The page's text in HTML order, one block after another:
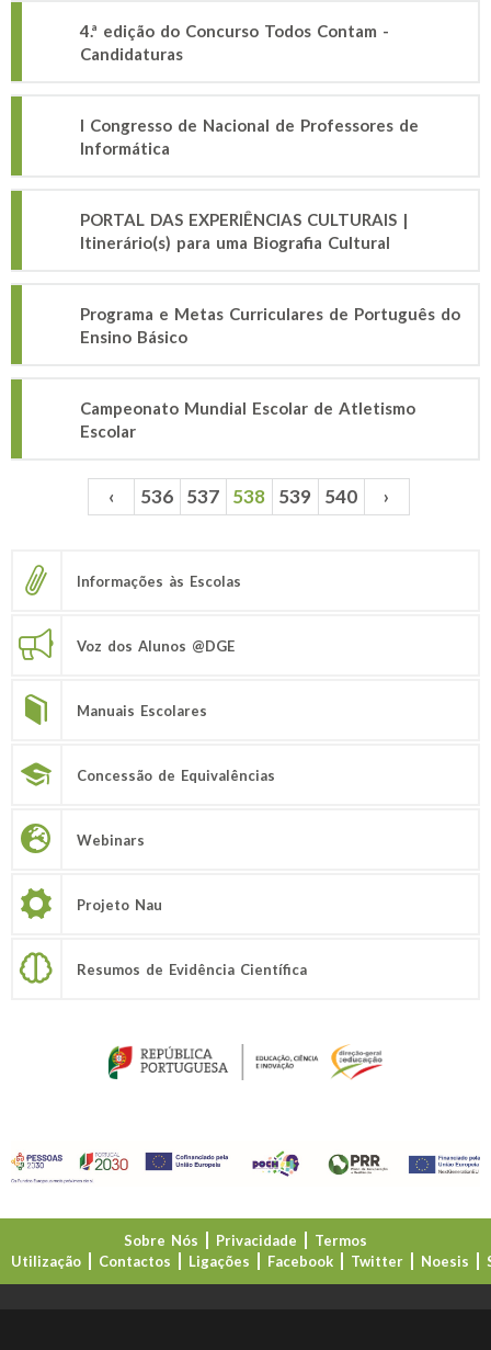
4.ª edição do Concurso Todos Contam -
Candidaturas
I Congresso de Nacional de Professores de
Informática
PORTAL DAS EXPERIÊNCIAS CULTURAIS |
Itinerário(s) para uma Biografia Cultural
Programa e Metas Curriculares de Português do
Ensino Básico
Campeonato Mundial Escolar de Atletismo
Escolar
Páginas ‹ 536 537 538 539 540 ›
Informações às Escolas
Voz dos Alunos @DGE
Manuais Escolares
Concessão de Equivalências
Webinars
Projeto Nau
Resumos de Evidência Científica
Sobre Nós Privacidade
Termos
Utilização
Contactos Ligações Facebook Twitter Noesis